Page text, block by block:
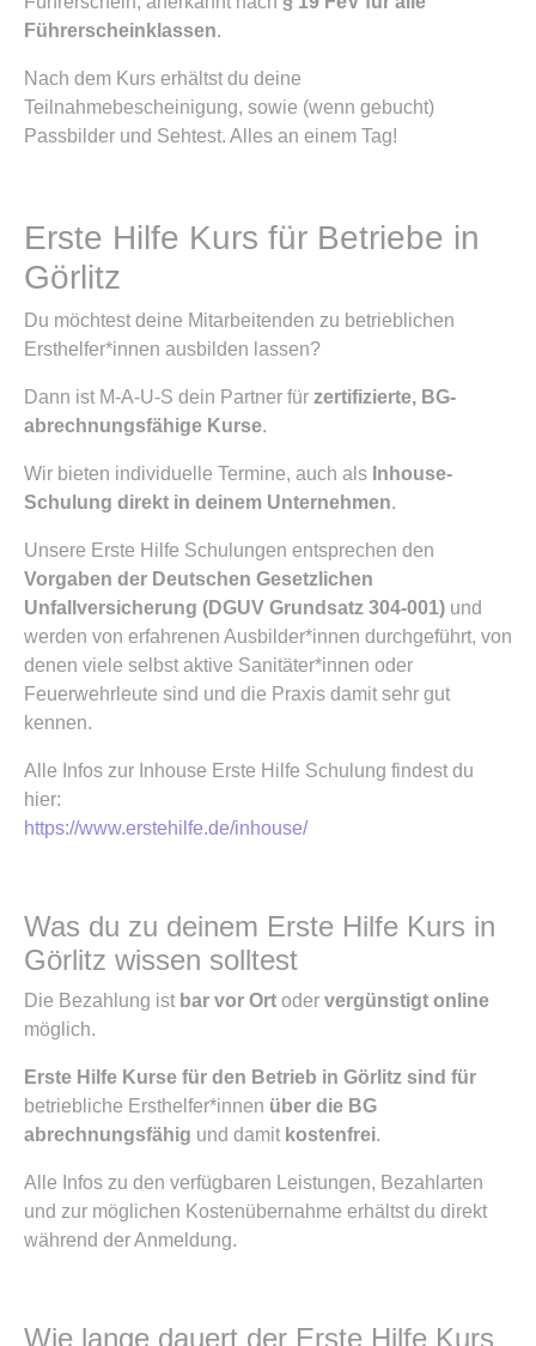
Führerscheinklassen.
Nach dem Kurs erhältst du deine
Teilnahmebescheinigung, sowie (wenn gebucht)
Passbilder und Sehtest. Alles an einem Tag!
Erste Hilfe Kurs für Betriebe in
Görlitz
Du möchtest deine Mitarbeitenden zu betrieblichen
Ersthelfer*innen ausbilden lassen?
Dann ist M-A-U-S dein Partner für zertifizierte, BG-
abrechnungsfähige Kurse.
Wir bieten individuelle Termine, auch als Inhouse-
Schulung direkt in deinem Unternehmen.
Unsere Erste Hilfe Schulungen entsprechen den
Vorgaben der Deutschen Gesetzlichen
Unfallversicherung (DGUV Grundsatz 304-001) und
werden von erfahrenen Ausbilder*innen durchgeführt, von
denen viele selbst aktive Sanitäter*innen oder
Feuerwehrleute sind und die Praxis damit sehr gut
kennen.
Alle Infos zur Inhouse Erste Hilfe Schulung findest du
hier:
https://www.erstehilfe.de/inhouse/
Was du zu deinem Erste Hilfe Kurs in
Görlitz wissen solltest
Die Bezahlung ist bar vor Ort oder vergünstigt online
möglich.
Erste Hilfe Kurse für den Betrieb in Görlitz sind für
betriebliche Ersthelfer*innen über die BG
abrechnungsfähig und damit kostenfrei.
Alle Infos zu den verfügbaren Leistungen, Bezahlarten
und zur möglichen Kostenübernahme erhältst du direkt
während der Anmeldung.
Wie lange dauert der Erste Hilfe Kurs